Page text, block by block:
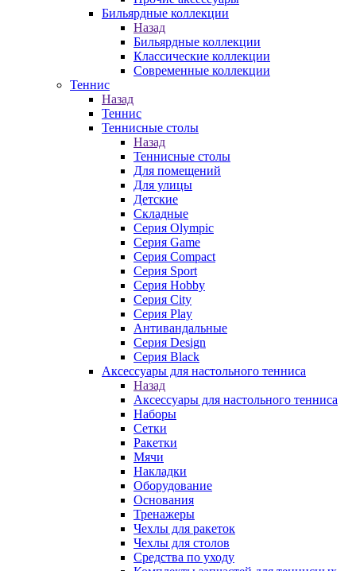
Бильярдные коллекции
Назад
Бильярдные коллекции
Классические коллекции
Современные коллекции
Теннис
Назад
Теннис
Теннисные столы
Назад
Теннисные столы
Для помещений
Для улицы
Детские
Складные
Серия Olympic
Серия Game
Серия Compact
Серия Sport
Серия Hobby
Серия City
Серия Play
Антивандальные
Серия Design
Серия Black
Аксессуары для настольного тенниса
Назад
Аксессуары для настольного тенниса
Наборы
Сетки
Ракетки
Мячи
Накладки
Оборудование
Основания
Тренажеры
Чехлы для ракеток
Чехлы для столов
Средства по уходу